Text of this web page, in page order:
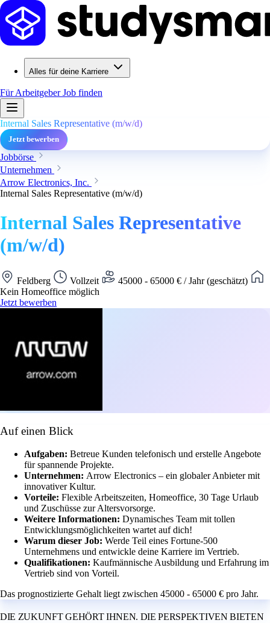
Alles für deine Karriere
Für ArbeitgeberJob finden
Internal Sales Representative (m/w/d)
Jetzt bewerben
Jobbörse
Unternehmen
Arrow Electronics, Inc.
Internal Sales Representative (m/w/d)
Internal Sales Representative
(m/w/d)
Feldberg Vollzeit
45000 - 65000 € / Jahr (geschätzt)
Kein Homeoffice möglich
Jetzt bewerben
Auf einen Blick
Aufgaben: Betreue Kunden telefonisch und erstelle Angebote
für spannende Projekte.
Unternehmen: Arrow Electronics – ein globaler Anbieter mit
innovativer Kultur.
Vorteile: Flexible Arbeitszeiten, Homeoffice, 30 Tage Urlaub
und Zuschüsse zur Altersvorsorge.
Weitere Informationen: Dynamisches Team mit tollen
Entwicklungsmöglichkeiten wartet auf dich!
Warum dieser Job: Werde Teil eines Fortune-500
Unternehmens und entwickle deine Karriere im Vertrieb.
Qualifikationen: Kaufmännische Ausbildung und Erfahrung im
Vertrieb sind von Vorteil.
Das prognostizierte Gehalt liegt zwischen 45000 - 65000 € pro Jahr.
DIE ZUKUNFT GEHÖRT IHNEN. DIE PERSPEKTIVEN BIETEN